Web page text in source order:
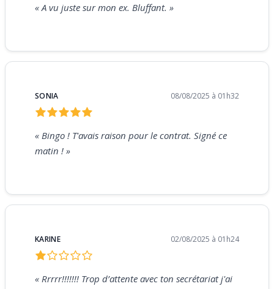
« A vu juste sur mon ex. Bluffant. »
SONIA 08/08/2025 à 01h32
« Bingo ! T'avais raison pour le contrat. Signé ce
matin ! »
KARINE 02/08/2025 à 01h24
« Rrrrr!!!!!!! Trop d’attente avec ton secrétariat j'ai